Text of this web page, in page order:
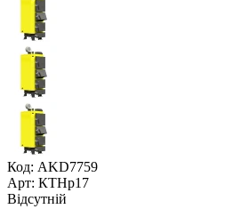
Код: AKD7759
Арт: КТНр17
Відсутній